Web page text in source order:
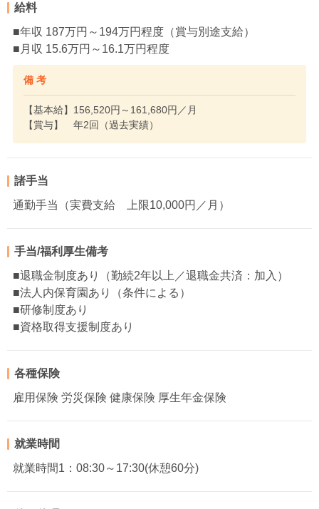
給料
■年収 187万円～194万円程度（賞与別途支給）
■月収 15.6万円～16.1万円程度
備 考
【基本給】156,520円～161,680円／月
【賞与】 年2回（過去実績）
諸手当
通勤手当（実費支給 上限10,000円／月）
手当/福利厚生備考
■退職金制度あり（勤続2年以上／退職金共済：加入）
■法人内保育園あり（条件による）
■研修制度あり
■資格取得支援制度あり
各種保険
雇用保険 労災保険 健康保険 厚生年金保険
就業時間
就業時間1：08:30～17:30(休憩60分)